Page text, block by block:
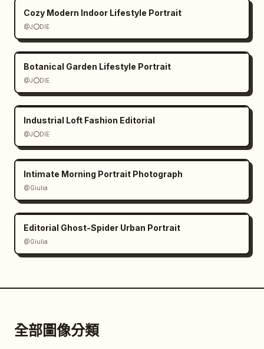
Cozy Modern Indoor Lifestyle Portrait
@J⭕DIE
Botanical Garden Lifestyle Portrait
@J⭕DIE
Industrial Loft Fashion Editorial
@J⭕DIE
Intimate Morning Portrait Photograph
@Giulia
Editorial Ghost-Spider Urban Portrait
@Giulia
全部圖像分類